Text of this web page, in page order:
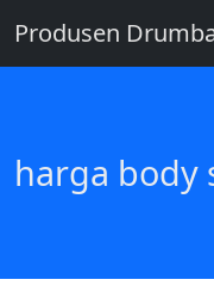
Produsen
harga body